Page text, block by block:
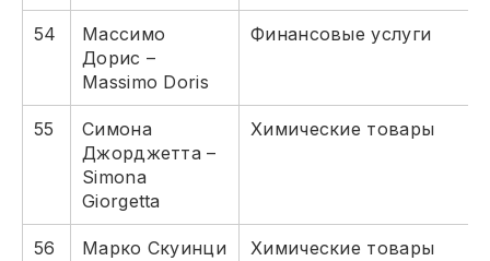
54
Массимо
Дорис –
Massimo Doris
Финансовые услуги
55
Симона
Джорджетта –
Simona
Giorgetta
Химические товары
56
Марко Скуинци
Химические товары